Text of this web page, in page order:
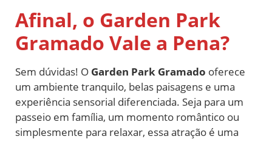
Afinal, o Garden Park
Gramado Vale a Pena?
Sem dúvidas! O Garden Park Gramado oferece
um ambiente tranquilo, belas paisagens e uma
experiência sensorial diferenciada. Seja para um
passeio em família, um momento romântico ou
simplesmente para relaxar, essa atração é uma